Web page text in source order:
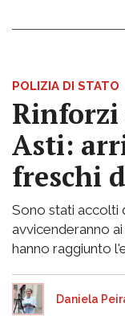
POLIZIA DI STATO
Rinforzi
Asti:
freschi
Sono stati accolti
avvicenderanno
hanno raggiunto
Daniela